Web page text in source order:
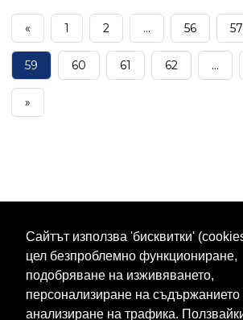
Сайтът използва 'бисквитки'
цел безпроблемно функциониране,
подобряване на изживяването,
персонализиране на съдържанието
анализиране на трафика.
« 1 2 ... 56 57
59 60 61 62 ...
»